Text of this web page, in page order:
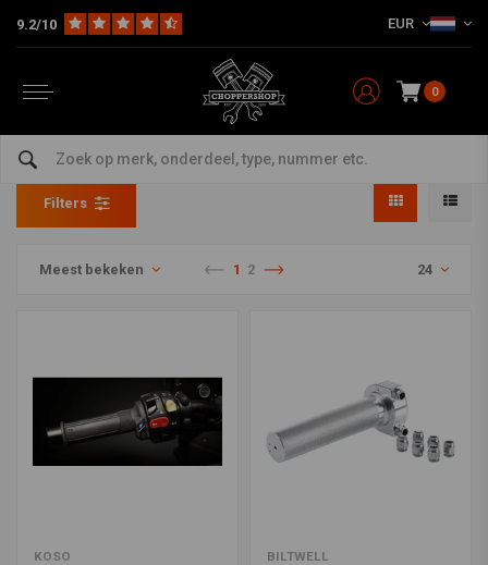
9.2/10 EUR
0
Gashendels Harley
Home HD Sturen en accessoires Gashendels Harley
Filters
Meest bekeken 1 2 24
KOSO BILTWELL